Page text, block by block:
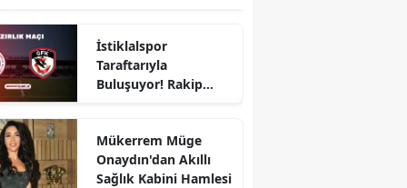
İstiklalspor
Taraftarıyla
Buluşuyor! Rakip
Mükerrem Müge
Onaydın'dan Akıllı
Sağlık Kabini Hamlesi